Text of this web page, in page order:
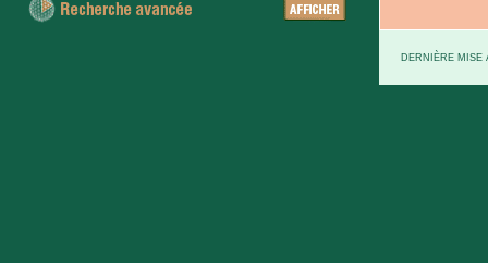
DERNIÈRE MISE